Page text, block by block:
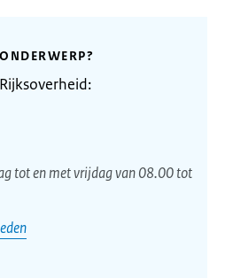
tot en met vrijdag van 08.00 tot